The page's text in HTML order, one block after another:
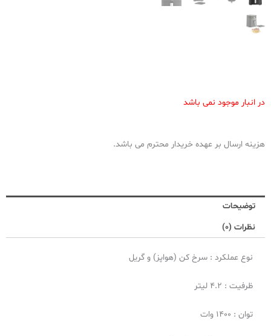
در انبار موجود نمی باشد
هزینه ارسال بر عهده خریدار محترم می باشد.
توضیحات
نظرات (0)
نوع عملکرد : سرخ کن (هواپز) و گریل
ظرفیت : 4.2 لیتر
توان : 1400 وات